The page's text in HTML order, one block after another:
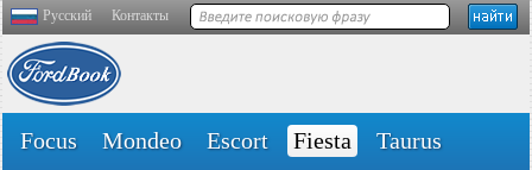
Русский Контакты
Focus Mondeo Escort Fiesta
Taurus